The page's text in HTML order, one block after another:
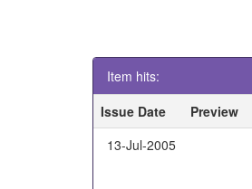
Item hits:
Issue Date
Preview
13-Jul-2005